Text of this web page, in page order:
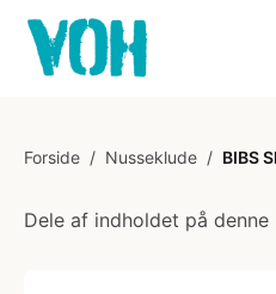
Forside / Nusseklude / BIBS
Dele af indholdet på